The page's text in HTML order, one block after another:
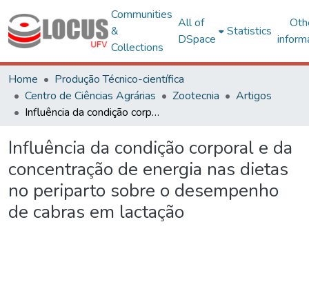
Communities
&
Collections
All of
DSpace
Statistics
Home
Produção Técnico-científica
Centro de Ciências Agrárias
Zootecnia
Artigos
Influência da condição corporal e da concentração de energia nas dietas no periparto sobre o desempenho de cabras em lactação
Influência da condição corporal e da
concentração de energia nas dietas
no periparto sobre o desempenho
de cabras em lactação